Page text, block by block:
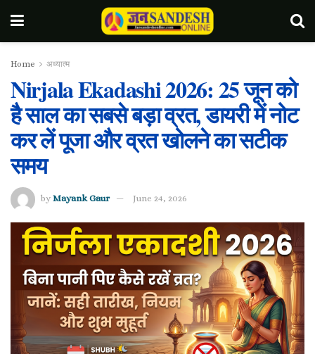
Home अध्यात्म
Nirjala Ekadashi 2026: 25 जून को
है साल का सबसे बड़ा व्रत, डायरी में नोट
कर लें पूजा और व्रत खोलने का सटीक
समय
by Mayank Gaur June 24, 2026